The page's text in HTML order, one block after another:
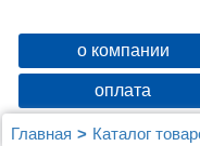
о компании
оплата
Главная Каталог